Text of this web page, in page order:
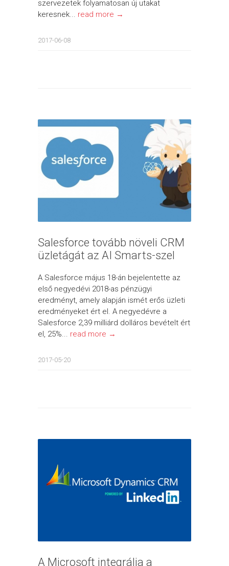
szervezetek folyamatosan új utakat
keresnek... read more →
2017-06-08
Salesforce tovább növeli CRM
üzletágát az AI Smarts-szel
A Salesforce május 18-án bejelentette az
első negyedévi 2018-as pénzügyi
eredményt, amely alapján ismét erős üzleti
eredményeket ért el. A negyedévre a
Salesforce 2,39 milliárd dolláros bevételt ért
el, 25%... read more →
2017-05-20
A Microsoft integrálja a